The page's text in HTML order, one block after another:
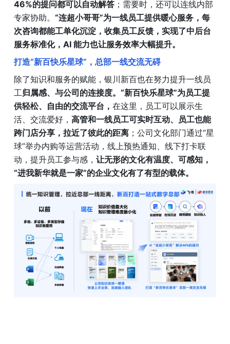
46%的提问都可以自动解答 ；需要时，还可以连线内部
专家协助。 “连超小哥哥”为一线员工提供暖心服务，每
次咨询都能工单化沉淀，收集员工反馈，实现了中后台
服务标准化，AI 能力也让服务效率大幅提升。
打造“新百快乐星球”，总部一线交流无碍
除了知识和服务的赋能，银川新百也在努力提升一线员
工归属感、与公司的连接度。“新百快乐星球”为员工提
供轻松、自由的交流平台， 在这里，员工可以展示生
活、交流爱好， 高管和一线员工可实时互动、员工也能
跨门店分享，拉近了彼此的距离 ；公司文化部门通过“星
球”举办内购等运营活动，线上预热通知、线下打卡联
动，提升员工参与感， 让无形的文化有温度、可感知，
“进我新华就是一家”的企业文化有了有型的载体。